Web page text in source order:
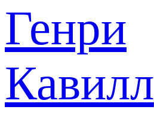
Генри
Кавилл